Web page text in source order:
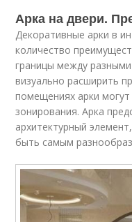
Арка на двери.
Декоративные арки в
количество
границы между
визуально расширить
помещениях арки
зонирования. Арка
архитектурный
быть самым